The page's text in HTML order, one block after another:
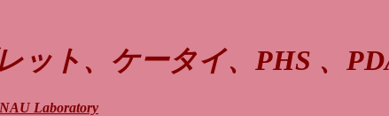
ット、ケータイ、PHS 、
Laboratory